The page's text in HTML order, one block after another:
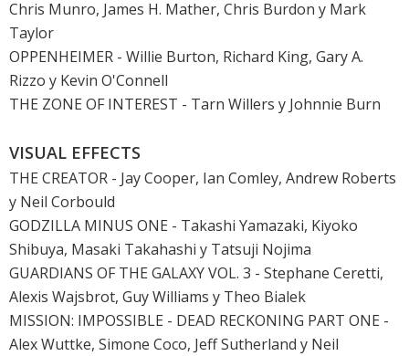
Chris Munro, James H. Mather, Chris Burdon y Mark
Taylor
OPPENHEIMER - Willie Burton, Richard King, Gary A.
Rizzo y Kevin O'Connell
THE ZONE OF INTEREST - Tarn Willers y Johnnie Burn
VISUAL EFFECTS
THE CREATOR - Jay Cooper, Ian Comley, Andrew Roberts
y Neil Corbould
GODZILLA MINUS ONE - Takashi Yamazaki, Kiyoko
Shibuya, Masaki Takahashi y Tatsuji Nojima
GUARDIANS OF THE GALAXY VOL. 3 - Stephane Ceretti,
Alexis Wajsbrot, Guy Williams y Theo Bialek
MISSION: IMPOSSIBLE - DEAD RECKONING PART ONE -
Alex Wuttke, Simone Coco, Jeff Sutherland y Neil